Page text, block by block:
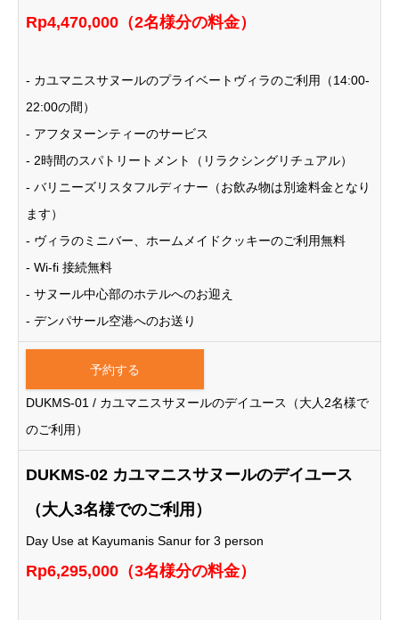
Rp4,470,000（2名様分の料金）
- カユマニスサヌールのプライベートヴィラのご利用（14:00-
22:00の間）
- アフタヌーンティーのサービス
- 2時間のスパトリートメント（リラクシングリチュアル）
- バリニーズリスタフルディナー（お飲み物は別途料金となり
ます）
- ヴィラのミニバー、ホームメイドクッキーのご利用無料
- Wi-fi 接続無料
- サヌール中心部のホテルへのお迎え
- デンパサール空港へのお送り
予約する
DUKMS-01 / カユマニスサヌールのデイユース（大人2名様で
のご利用）
DUKMS-02 カユマニスサヌールのデイユース
（大人3名様でのご利用）
Day Use at Kayumanis Sanur for 3 person
Rp6,295,000（3名様分の料金）